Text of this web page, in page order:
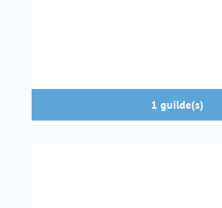
1 guilde(s)